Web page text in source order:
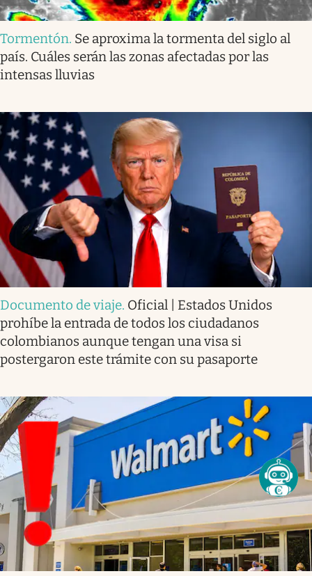
Tormentón. Se aproxima la tormenta del siglo al
país. Cuáles serán las zonas afectadas por las
intensas lluvias
Documento de viaje. Oficial | Estados Unidos
prohíbe la entrada de todos los ciudadanos
colombianos aunque tengan una visa si
postergaron este trámite con su pasaporte